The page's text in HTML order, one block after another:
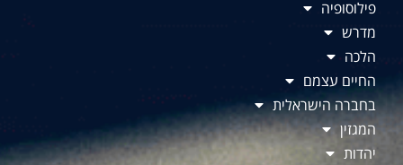
פילוסופיה
מדרש
הלכה
החיים עצמם
בחברה הישראלית
המגזין
יהדות